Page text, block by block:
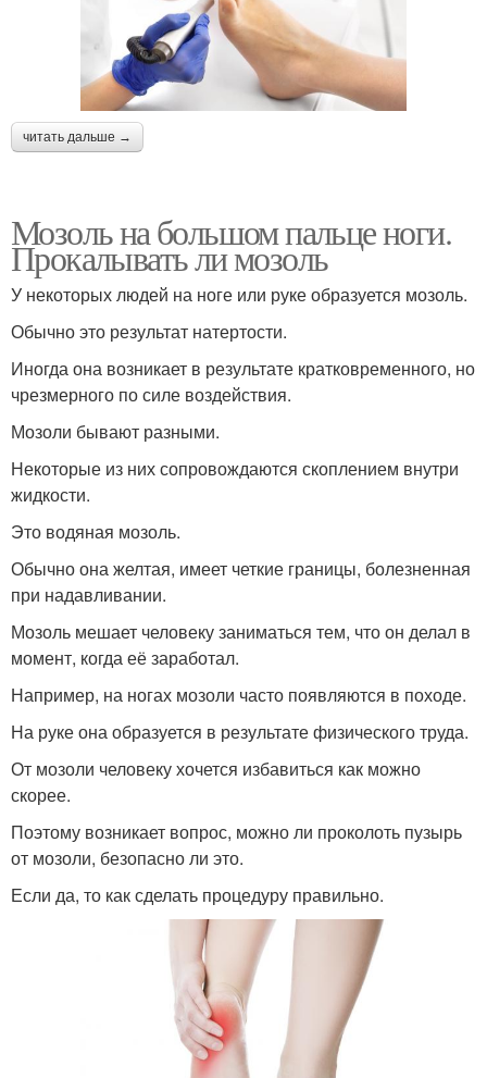
читать дальше →
Мозоль на большом пальце ноги.
Прокалывать ли мозоль
У некоторых людей на ноге или руке образуется мозоль.
Обычно это результат натертости.
Иногда она возникает в результате кратковременного, но
чрезмерного по силе воздействия.
Мозоли бывают разными.
Некоторые из них сопровождаются скоплением внутри
жидкости.
Это водяная мозоль.
Обычно она желтая, имеет четкие границы, болезненная
при надавливании.
Мозоль мешает человеку заниматься тем, что он делал в
момент, когда её заработал.
Например, на ногах мозоли часто появляются в походе.
На руке она образуется в результате физического труда.
От мозоли человеку хочется избавиться как можно
скорее.
Поэтому возникает вопрос, можно ли проколоть пузырь
от мозоли, безопасно ли это.
Если да, то как сделать процедуру правильно.